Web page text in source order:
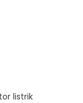
listrik